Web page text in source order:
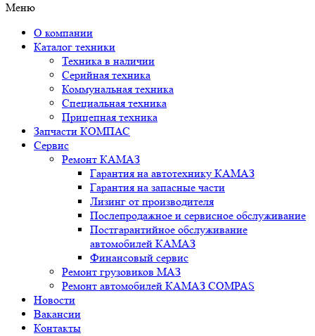
Меню
О компании
Каталог техники
Техника в наличии
Серийная техника
Коммунальная техника
Специальная техника
Прицепная техника
Запчасти КОМПАС
Сервис
Ремонт КАМАЗ
Гарантия на автотехнику КАМАЗ
Гарантия на запасные части
Лизинг от производителя
Послепродажное и сервисное обслуживание
Постгарантийное обслуживание
автомобилей КАМАЗ
Финансовый сервис
Ремонт грузовиков МАЗ
Ремонт автомобилей КАМАЗ COMPAS
Новости
Вакансии
Контакты